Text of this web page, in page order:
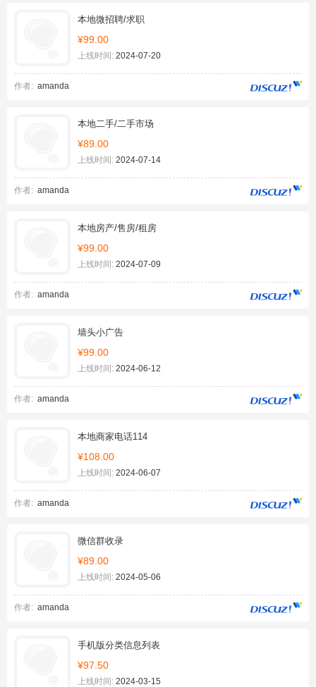
本地微招聘/求职
¥99.00
上线时间: 2024-07-20
作者: amanda
本地二手/二手市场
¥89.00
上线时间: 2024-07-14
作者: amanda
本地房产/售房/租房
¥99.00
上线时间: 2024-07-09
作者: amanda
墙头小广告
¥99.00
上线时间: 2024-06-12
作者: amanda
本地商家电话114
¥108.00
上线时间: 2024-06-07
作者: amanda
微信群收录
¥89.00
上线时间: 2024-05-06
作者: amanda
手机版分类信息列表
¥97.50
上线时间: 2024-03-15